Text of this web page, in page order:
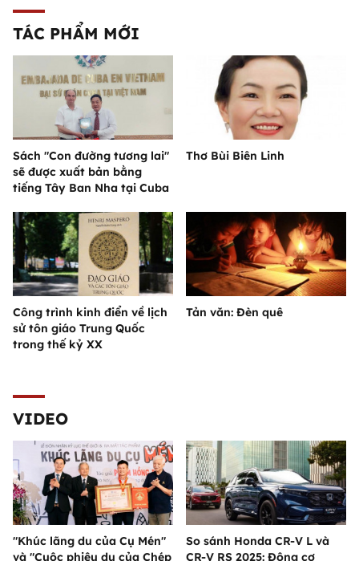
TÁC PHẨM MỚI
Sách "Con đường tương lai"
sẽ được xuất bản bằng
tiếng Tây Ban Nha tại Cuba
Thơ Bùi Biên Linh
Công trình kinh điển về lịch
sử tôn giáo Trung Quốc
trong thế kỷ XX
Tản văn: Đèn quê
VIDEO
"Khúc lãng du của Cụ Mén"
và "Cuộc phiêu du của Chép
So sánh Honda CR-V L và
CR-V RS 2025: Động cơ